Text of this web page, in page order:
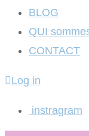
BLOG
QUI
CONTACT
Log in
instragram